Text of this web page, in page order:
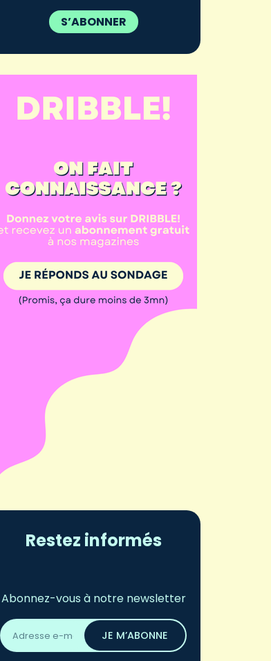
S’ABONNER
Restez informés
Abonnez-vous à notre newsletter
Adresse
email
*
JE M’ABONNE